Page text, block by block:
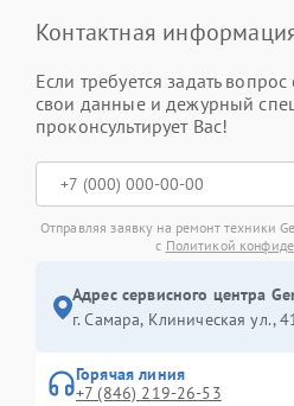
Контактная
Если требуется задать вопрос
свои данные и дежурный
проконсультирует Вас!
Отправляя заявку на ремонт техники
с Политикой
Адрес сервисного центра
г. Самара, Клиническая ул.,
Горячая линия
+7 (846) 219-26-53